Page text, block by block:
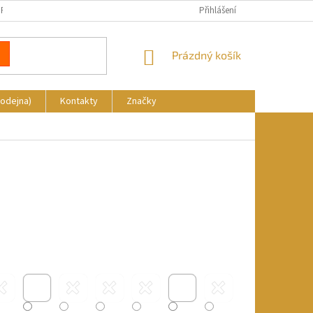
REKLAMACE KDE NÁS NAJDETE
Přihlášení
NÁKUPNÍ
Prázdný košík
Kontakty
Značky